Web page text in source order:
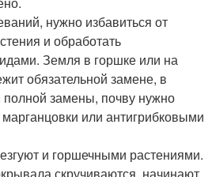
нужно избавиться от
и обработать
Земля в горшке или на
обязательной замене, в
замены, почву нужно
или антигрибковыми
и горшечными растениями.